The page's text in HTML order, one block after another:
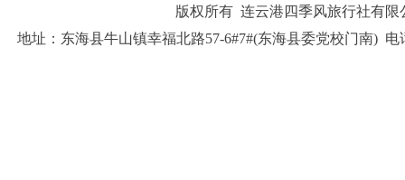
版权所有 连云港四季风旅行社有
地址：东海县牛山镇幸福北路57-6#7#(东海县委党校门南) 电